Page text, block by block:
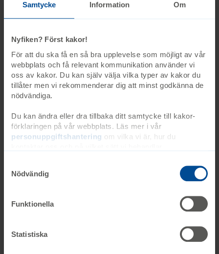
Samtycke Information Om
Nyfiken? Först kakor!
För att du ska få en så bra upplevelse som möjligt av vår
webbplats och få relevant kommunikation använder vi
oss av kakor. Du kan själv välja vilka typer av kakor du
tillåter men vi rekommenderar dig att minst godkänna de
nödvändiga.
Du kan ändra eller dra tillbaka ditt samtycke till kakor-
förklaringen på vår webbplats. Läs mer i vår
personuppgiftshantering om vilka vi är, hur du
när du kontaktade oss gällande ditt samtycke. Du kan
även själv ändra ditt samtycke direkt genom att klicka på
Nödvändig
Funktionella
Statistiska
Ellinor tillsammans med en kompis under familjevistelsen.
Det svåraste är att tillståndet inte är statiskt.
– Vi försöker acceptera läget, men det är svårt
håll. Vi hinner aldrig landa, säger Maria.
och får mycket ”Retts-typiska” anfall.